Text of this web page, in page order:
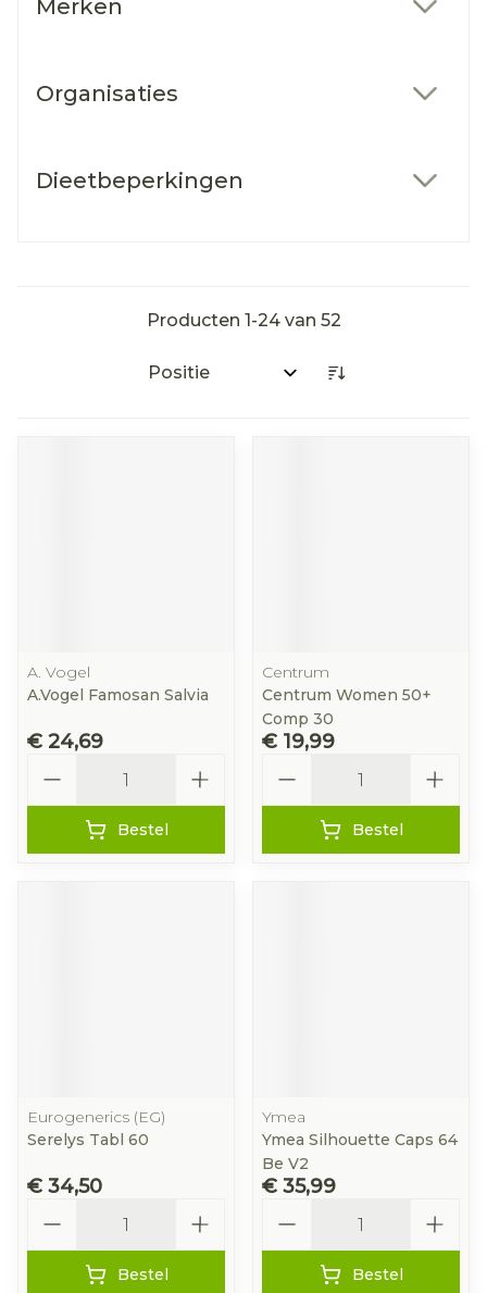
Merken
Organisaties
Dieetbeperkingen
Producten 1-24van 52
Sorteer op:
A. Vogel
A.Vogel Famosan Salvia
€ 24,69
Bestel
Centrum
Centrum Women 50+
Comp 30
€ 19,99
Bestel
Eurogenerics (EG)
Serelys Tabl 60
€ 34,50
Bestel
Ymea
Ymea Silhouette Caps 64
Be V2
€ 35,99
Bestel